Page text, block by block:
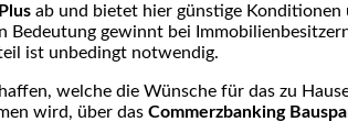
ab und bietet hier günstige
Bedeutung gewinnt bei
ist unbedingt notwendig.
welche die Wünsche für das zu
wird, über das Commerzbanking